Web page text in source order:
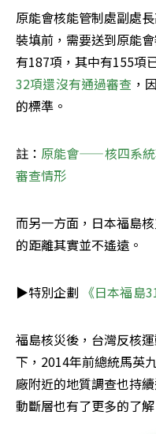
原能會核能管制處副處
裝填前，需要送到原能
有187項，其中有155項
32項還沒有通過審查 ，
的標準。
註： 原能會——核四系統
審查情形
而另一方面，日本福島
的距離其實並不遙遠。
▶特別企劃 《日本福島
福島核災後，台灣反核
下，2014年前總統馬英
廠附近的地質調查也持
動斷層也有了更多的了解